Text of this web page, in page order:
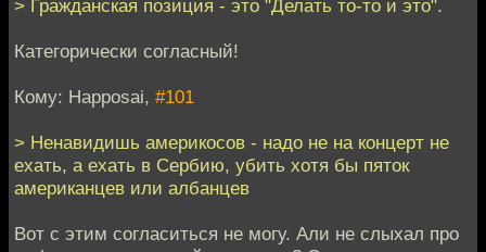
> Гражданская позиция - это "Делать то-то и это".
Категорически согласный!
Кому: Happosai, #101
> Ненавидишь америкосов - надо не на концерт не
ехать, а ехать в Сербию, убить хотя бы пяток
американцев или албанцев
Вот с этим согласиться не могу. Али не слыхал про